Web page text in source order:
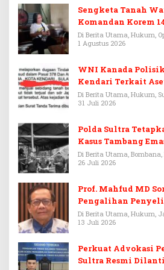
Sengketa Tanah
Komandan Korem
Warisan Menjadi
Di Berita Utama, Hukum,
1 Agustus 2026
WNI Kanada
Kendari Terkait
Di Berita Utama, Hukum,
31 Juli 2026
Polda Sultra
Kasus Tambang
Di Berita Utama,
26 Juli 2026
Prof. Mahfud MD
Pengalihan
Febrie Adriansyah
Di Berita Utama, Hukum,
13 Juli 2026
Perkuat Advokasi
Sultra Resmi